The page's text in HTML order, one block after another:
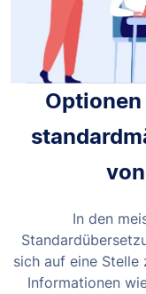
In den
sich auf eine Stelle
Informationen